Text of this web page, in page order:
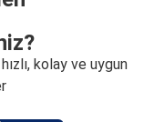
kolay ve uygun